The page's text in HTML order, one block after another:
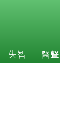
失智 醫聲